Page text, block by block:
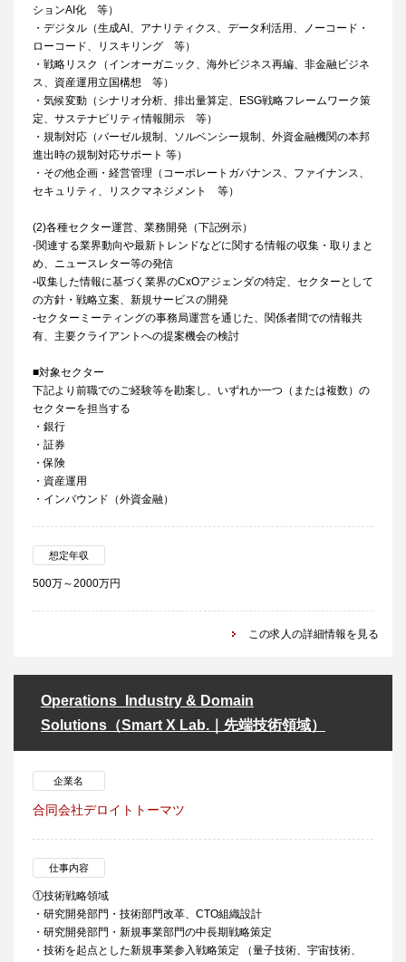
ションAI化 等）
・デジタル（生成AI、アナリティクス、データ利活用、ノーコード・
ローコード、リスキリング 等）
・戦略リスク（インオーガニック、海外ビジネス再編、非金融ビジネ
ス、資産運用立国構想 等）
・気候変動（シナリオ分析、排出量算定、ESG戦略フレームワーク策
定、サステナビリティ情報開示 等）
・規制対応（バーゼル規制、ソルベンシー規制、外資金融機関の本邦
進出時の規制対応サポート 等）
・その他企画・経営管理（コーポレートガバナンス、ファイナンス、
セキュリティ、リスクマネジメント 等）
(2)各種セクター運営、業務開発（下記例示）
-関連する業界動向や最新トレンドなどに関する情報の収集・取りまと
め、ニュースレター等の発信
-収集した情報に基づく業界のCxOアジェンダの特定、セクターとして
の方針・戦略立案、新規サービスの開発
-セクターミーティングの事務局運営を通じた、関係者間での情報共
有、主要クライアントへの提案機会の検討
■対象セクター
下記より前職でのご経験等を勘案し、いずれか一つ（または複数）の
セクターを担当する
・銀行
・証券
・保険
・資産運用
・インバウンド（外資金融）
想定年収
500万～2000万円
この求人の詳細情報を見る
Operations_Industry & Domain
Solutions（Smart X Lab.｜先端技術領域）
企業名
合同会社デロイトトーマツ
仕事内容
①技術戦略領域
・研究開発部門・技術部門改革、CTO組織設計
・研究開発部門・新規事業部門の中長期戦略策定
・技術を起点とした新規事業参入戦略策定 （量子技術、宇宙技術、